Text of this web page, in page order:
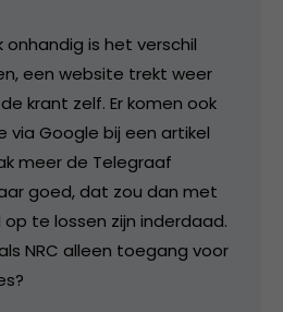
is het verschil
een website trekt weer
krant zelf. Er komen ook
via Google bij een artikel
meer de Telegraaf
goed, dat zou dan met
te lossen zijn inderdaad.
NRC alleen toegang voor